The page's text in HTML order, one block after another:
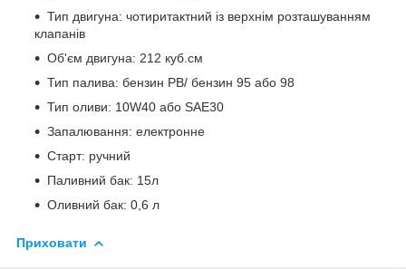
Тип двигуна: чотиритактний із верхнім розташуванням
клапанів
Об'єм двигуна: 212 куб.см
Тип палива: бензин PB/ бензин 95 або 98
Тип оливи: 10W40 або SAE30
Запалювання: електронне
Старт: ручний
Паливний бак: 15л
Оливний бак: 0,6 л
Приховати